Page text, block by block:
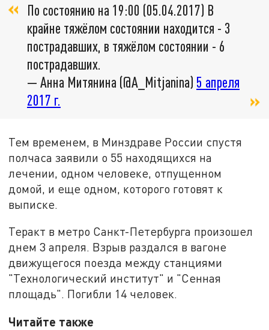
По состоянию на 19:00 (05.04.2017) В
крайне тяжёлом состоянии находится - 3
пострадавших, в тяжёлом состоянии - 6
пострадавших.
— Анна Митянина (@A_Mitjanina) 5 апреля
2017 г.
Тем временем, в Минздраве России спустя
полчаса заявили о 55 находящихся на
лечении, одном человеке, отпущенном
домой, и еще одном, которого готовят к
выписке.
Теракт в метро Санкт-Петербурга произошел
днем 3 апреля. Взрыв раздался в вагоне
движущегося поезда между станциями
"Технологический институт" и "Сенная
площадь". Погибли 14 человек.
Читайте также